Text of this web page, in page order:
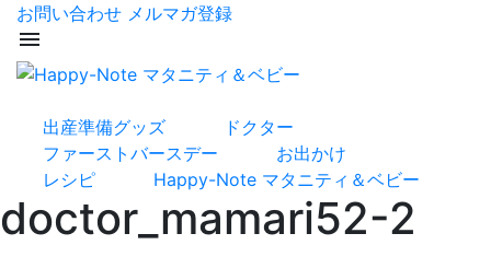
お問い合わせ メルマガ登録
menu
出産準備グッズ
ドクター
ファーストバースデー
お出かけ
レシピ
Happy-Note マタニティ＆ベビー
doctor_mamari52-2